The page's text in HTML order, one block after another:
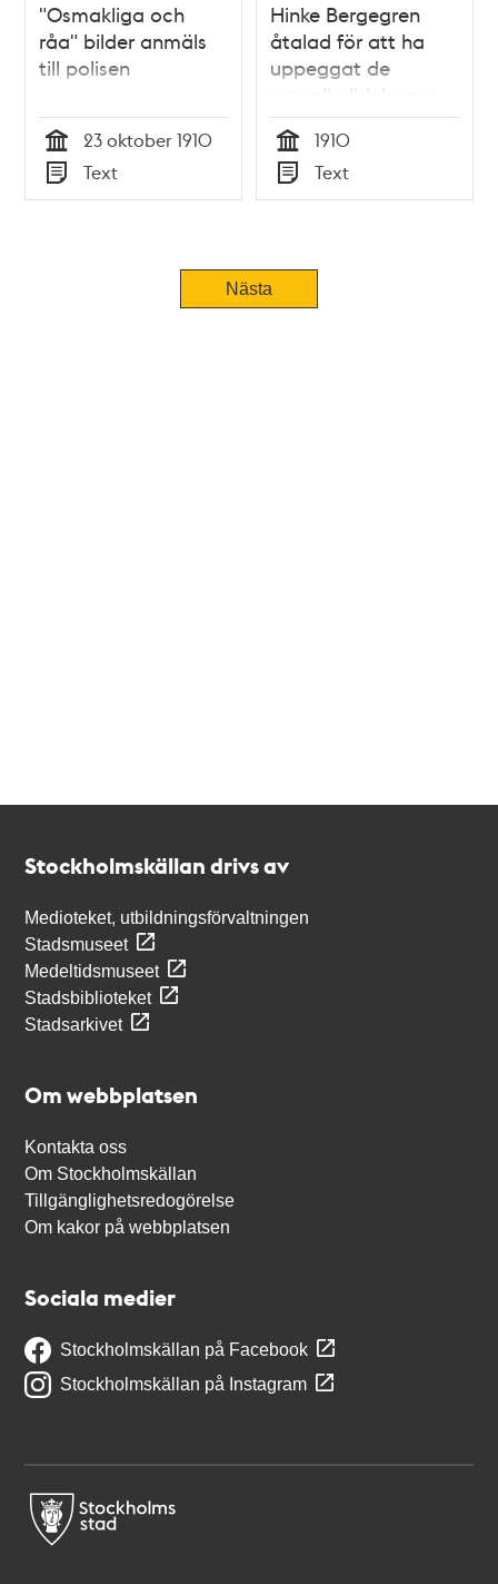
"Osmakliga och
råa" bilder anmäls
till polisen
Tid
23 oktober 1910
Typ
Text
Hinke Bergegren
åtalad för att ha
uppeggat de
sexuella lidelserna -
hela
rättegångsmaterialet
1910
Tid
1910
Typ
Text
Nästa
Stockholmskällan drivs av
Medioteket, utbildningsförvaltningen
Stadsmuseet
Medeltidsmuseet
Stadsbiblioteket
Stadsarkivet
Om webbplatsen
Kontakta oss
Om Stockholmskällan
Tillgänglighetsredogörelse
Om kakor på webbplatsen
Sociala medier
Stockholmskällan på Facebook
Stockholmskällan på Instagram